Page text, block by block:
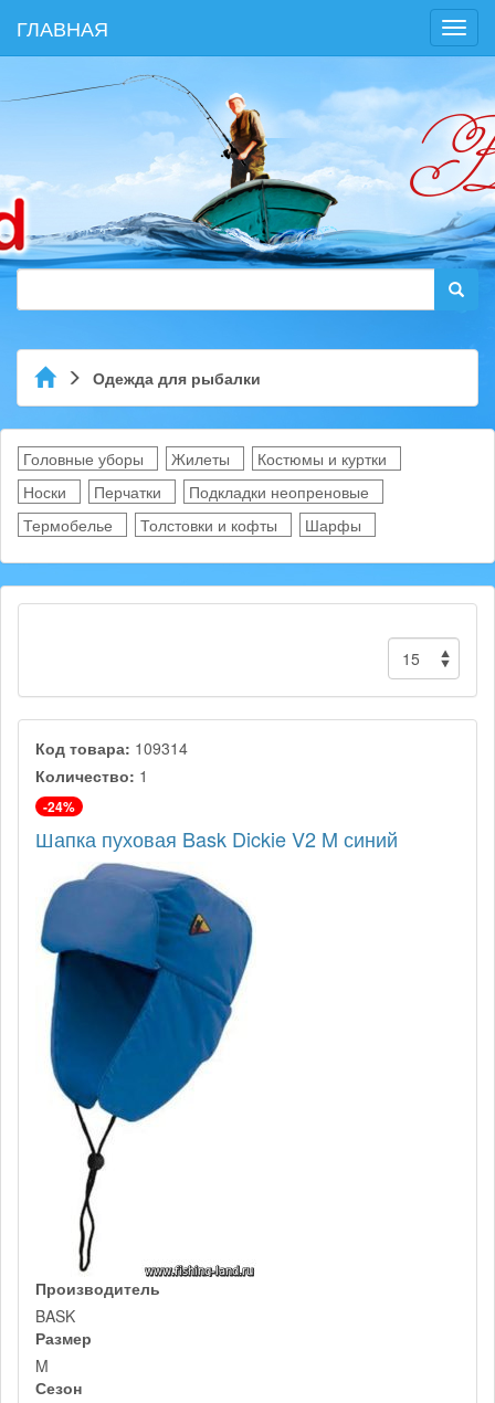
ГЛАВНАЯ
Одежда для рыбалки
Головные уборы Жилеты
Костюмы и куртки
Носки
Перчатки
Подкладки неопреновые
Термобелье
Толстовки и кофты Шарфы
Код товара: 109314
Количество: 1
-24%
Шапка пуховая Bask Dickie V2 M синий
Производитель
BASK
Размер
M
Сезон